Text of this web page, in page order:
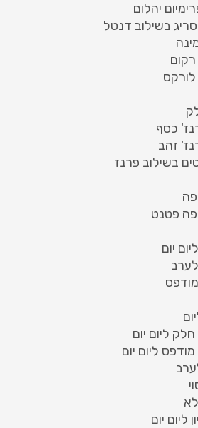
יהלום
בשילוב דנטל
כסף
זהב
בשילוב פרנז
פטנט
יום
ליום יום
ליום יום
ליום יום